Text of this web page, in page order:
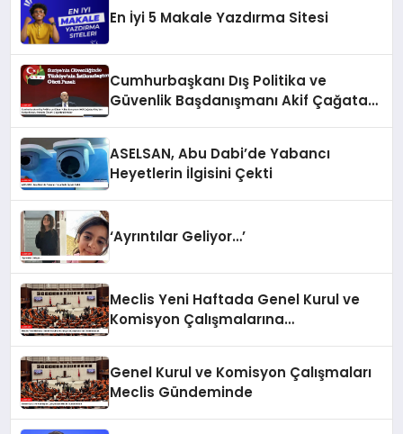
En İyi 5 Makale Yazdırma Sitesi
Cumhurbaşkanı Dış Politika ve
Güvenlik Başdanışmanı Akif Çağatay
ASELSAN, Abu Dabi’de Yabancı
Heyetlerin İlgisini Çekti
‘Ayrıntılar Geliyor…’
Meclis Yeni Haftada Genel Kurul ve
Komisyon Çalışmalarına
Genel Kurul ve Komisyon Çalışmaları
Meclis Gündeminde